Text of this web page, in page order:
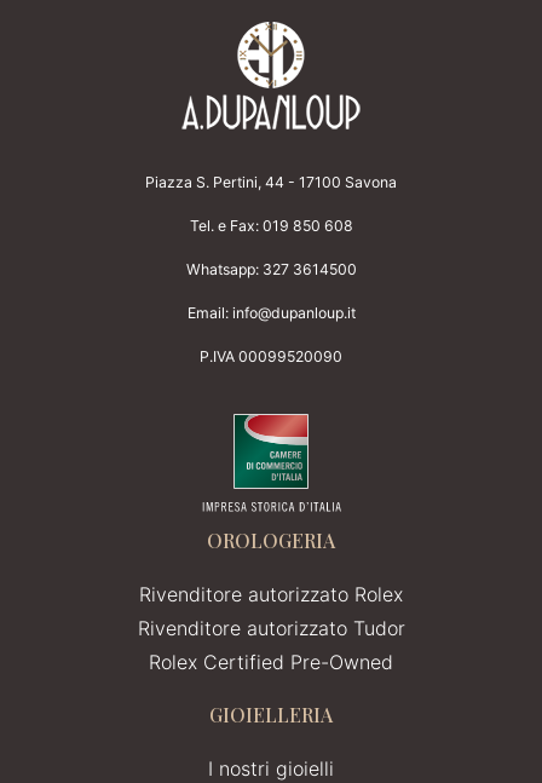
Piazza S. Pertini, 44 - 17100 Savona
Tel. e Fax: 019 850 608
Whatsapp: 327 3614500
Email: info@dupanloup.it
P.IVA 00099520090
OROLOGERIA
Rivenditore autorizzato Rolex
Rivenditore autorizzato Tudor
Rolex Certified Pre-Owned
GIOIELLERIA
I nostri gioielli